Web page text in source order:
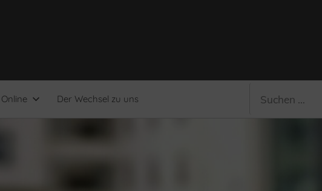
Online Der Wechsel zu uns